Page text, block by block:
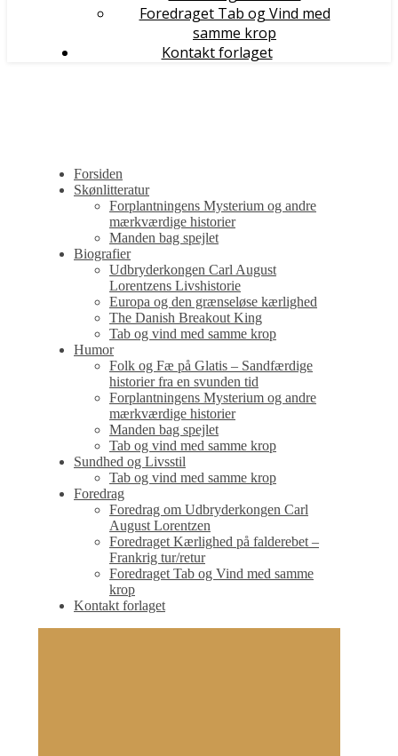
Foredraget Tab og Vind med
samme krop
Kontakt forlaget
Forsiden
Skønlitteratur
Forplantningens Mysterium og andre
mærkværdige historier
Manden bag spejlet
Biografier
Udbryderkongen Carl August
Lorentzens Livshistorie
Europa og den grænseløse kærlighed
The Danish Breakout King
Tab og vind med samme krop
Humor
Folk og Fæ på Glatis – Sandfærdige
historier fra en svunden tid
Forplantningens Mysterium og andre
mærkværdige historier
Manden bag spejlet
Tab og vind med samme krop
Sundhed og Livsstil
Tab og vind med samme krop
Foredrag
Foredrag om Udbryderkongen Carl
August Lorentzen
Foredraget Kærlighed på falderebet –
Frankrig tur/retur
Foredraget Tab og Vind med samme
krop
Kontakt forlaget